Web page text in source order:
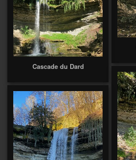
Cascade du Dard